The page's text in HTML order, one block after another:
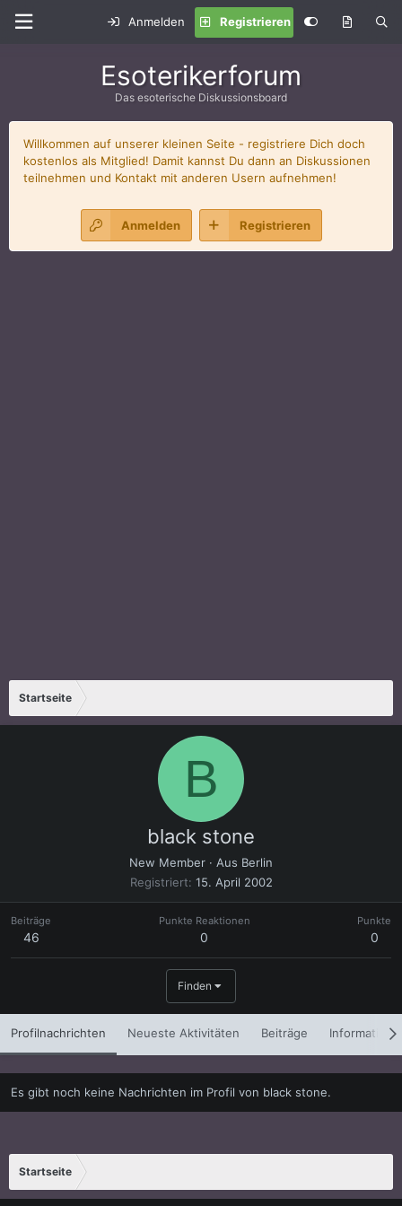
Anmelden Registrieren
Esoterikerforum
Das esoterische Diskussionsboard
Willkommen auf unserer kleinen Seite - registriere Dich doch
kostenlos als Mitglied! Damit kannst Du dann an Diskussionen
teilnehmen und Kontakt mit anderen Usern aufnehmen!
Anmelden Registrieren
Startseite
B
black stone
New Member · Aus Berlin
Registriert 15. April 2002
Beiträge
46
Punkte Reaktionen
0
Punkte
0
Finden
Profilnachrichten Neueste Aktivitäten Beiträge
Es gibt noch keine Nachrichten im Profil von black stone.
Startseite